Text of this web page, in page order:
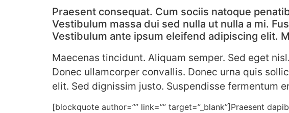
Praesent consequat. Cum sociis natoque
Vestibulum massa dui sed nulla ut nulla a mi.
Vestibulum ante ipsum eleifend adipiscing elit.
Maecenas tincidunt. Aliquam semper. Sed eget
Donec ullamcorper convallis. Donec urna quis
elit. Sed dignissim justo. Suspendisse fermentum
[blockquote author=”” link=”” target=”_blank”]Praesent